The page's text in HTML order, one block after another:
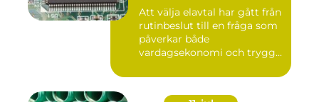
Att välja elavtal har gått från
rutinbeslut till en fråga som
påverkar både
vardagsekonomi och trygg...